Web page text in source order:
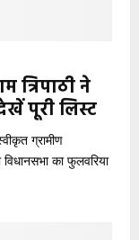
त्रिपाठी ने
पूरी लिस्ट
ग्रामीण
का फुलवरिया